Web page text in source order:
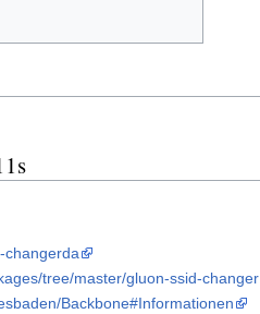
changerda
tree/master/gluon-ssid-changer
Backbone#Informationen